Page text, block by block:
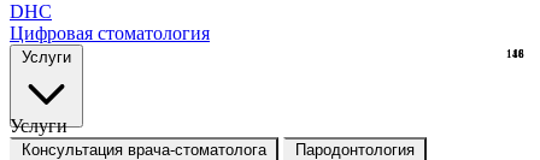
DHC
Цифровая стоматология
Услуги
Услуги
Консультация врача-стоматолога Пародонтология
16
148